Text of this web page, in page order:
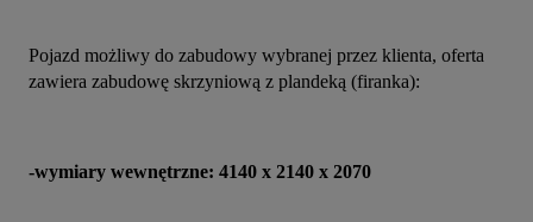
Pojazd możliwy do zabudowy wybranej przez klienta, oferta
zawiera zabudowę skrzyniową z plandeką (firanka):
-wymiary wewnętrzne: 4140 x 2140 x 2070